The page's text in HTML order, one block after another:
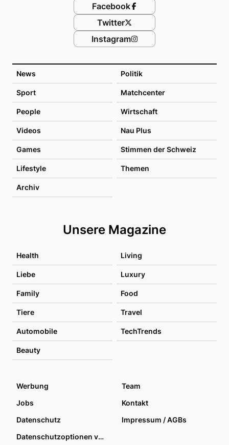
News Politik
Sport Matchcenter
People Wirtschaft
Videos Nau Plus
Games Stimmen der Schweiz
Lifestyle Themen
Archiv
Unsere Magazine
Health Living
Liebe Luxury
Family Food
Tiere Travel
Automobile TechTrends
Beauty
Facebook
Twitter
Instagram
Werbung
Team
Jobs
Kontakt
Datenschutz
Impressum / AGBs
Datenschutzoptionen verwalten